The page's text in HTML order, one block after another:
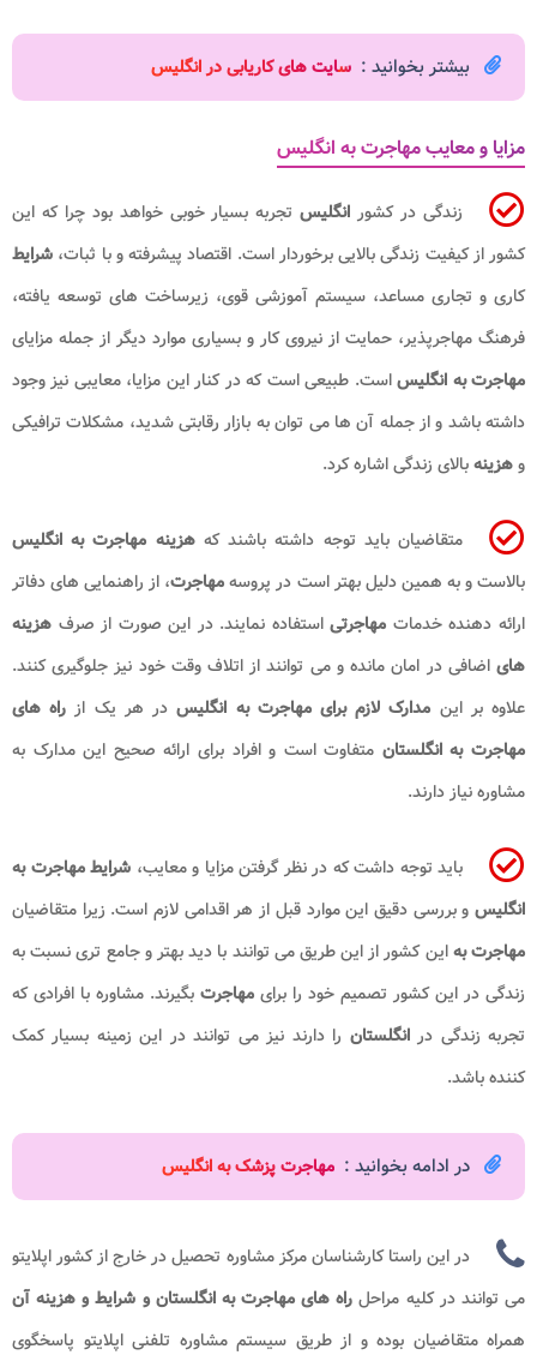
بیشتر بخوانید : سایت های کاریابی در انگلیس
مزایا و معایب مهاجرت به انگلیس
زندگی در کشور انگلیستجربه بسیار خوبی خواهد بود چرا که این
کشور از کیفیت زندگی بالایی برخوردار است. اقتصاد پیشرفته و با ثبات، شرایط
کاری و تجاری مساعد، سیستم آموزشی قوی، زیرساخت های توسعه یافته،
فرهنگ مهاجرپذیر، حمایت از نیروی کار و بسیاری موارد دیگر از جمله مزایای
مهاجرت به انگلیساست. طبیعی است که در کنار این مزایا، معایبی نیز وجود
داشته باشد و از جمله آن ها می توان به بازار رقابتی شدید، مشکلات ترافیکی
وهزینهبالای زندگی اشاره کرد.
متقاضیان باید توجه داشته باشند کههزینه مهاجرت به انگلیس
بالاست و به همین دلیل بهتر است در پروسهمهاجرت، از راهنمایی های دفاتر
ارائه دهنده خدمات مهاجرتیاستفاده نمایند. در این صورت از صرف هزینه
های اضافی در امان مانده و می توانند از اتلاف وقت خود نیز جلوگیری کنند.
علاوه بر این مدارک لازم برای مهاجرت به انگلیسدر هر یک از راه های
مهاجرت به انگلستان متفاوت است و افراد برای ارائه صحیح این مدارک به
مشاوره نیاز دارند.
باید توجه داشت که در نظر گرفتن مزایا و معایب، شرایط مهاجرت به
انگلیس و بررسی دقیق این موارد قبل از هر اقدامی لازم است. زیرا متقاضیان
مهاجرت بهاین کشور از این طریق می توانند با دید بهتر و جامع تری نسبت به
زندگی در این کشور تصمیم خود را برای مهاجرت بگیرند. مشاوره با افرادی که
تجربه زندگی درانگلستان را دارند نیز می توانند در این زمینه بسیار کمک
کننده باشد.
در ادامه بخوانید : مهاجرت پزشک به انگلیس
در این راستا کارشناسان مرکز مشاوره تحصیل در خارج از کشور اپلایتو
می توانند در کلیه مراحل راه های مهاجرت به انگلستان و شرایط و هزینه آن
همراه متقاضیان بوده و از طریق سیستم مشاوره تلفنی اپلایتو پاسخگوی